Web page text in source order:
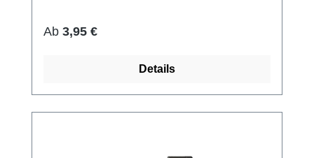
Regulärer Preis:
Ab 3,95 €
Details